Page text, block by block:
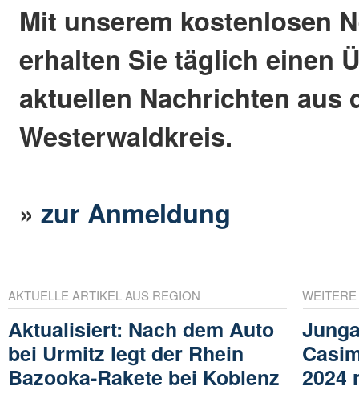
Mit unserem kostenlosen
erhalten Sie täglich einen
aktuellen Nachrichten aus
Westerwaldkreis.
»zur Anmeldung
AKTUELLE ARTIKEL AUS REGION
Aktualisiert: Nach dem Auto
bei Urmitz legt der Rhein
Bazooka-Rakete bei Koblenz
2024